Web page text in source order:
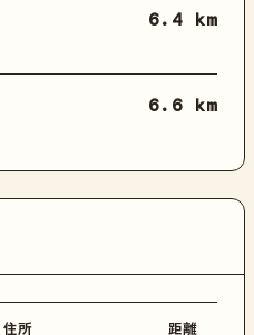
6.4 km
6.6 km
住所 距離